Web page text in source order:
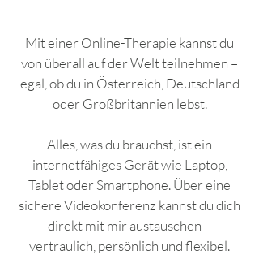
Mit einer Online-Therapie kannst du
von überall auf der Welt teilnehmen –
egal, ob du in Österreich, Deutschland
oder Großbritannien lebst.
Alles, was du brauchst, ist ein
internetfähiges Gerät wie Laptop,
Tablet oder Smartphone. Über eine
sichere Videokonferenz kannst du dich
direkt mit mir austauschen –
vertraulich, persönlich und flexibel.